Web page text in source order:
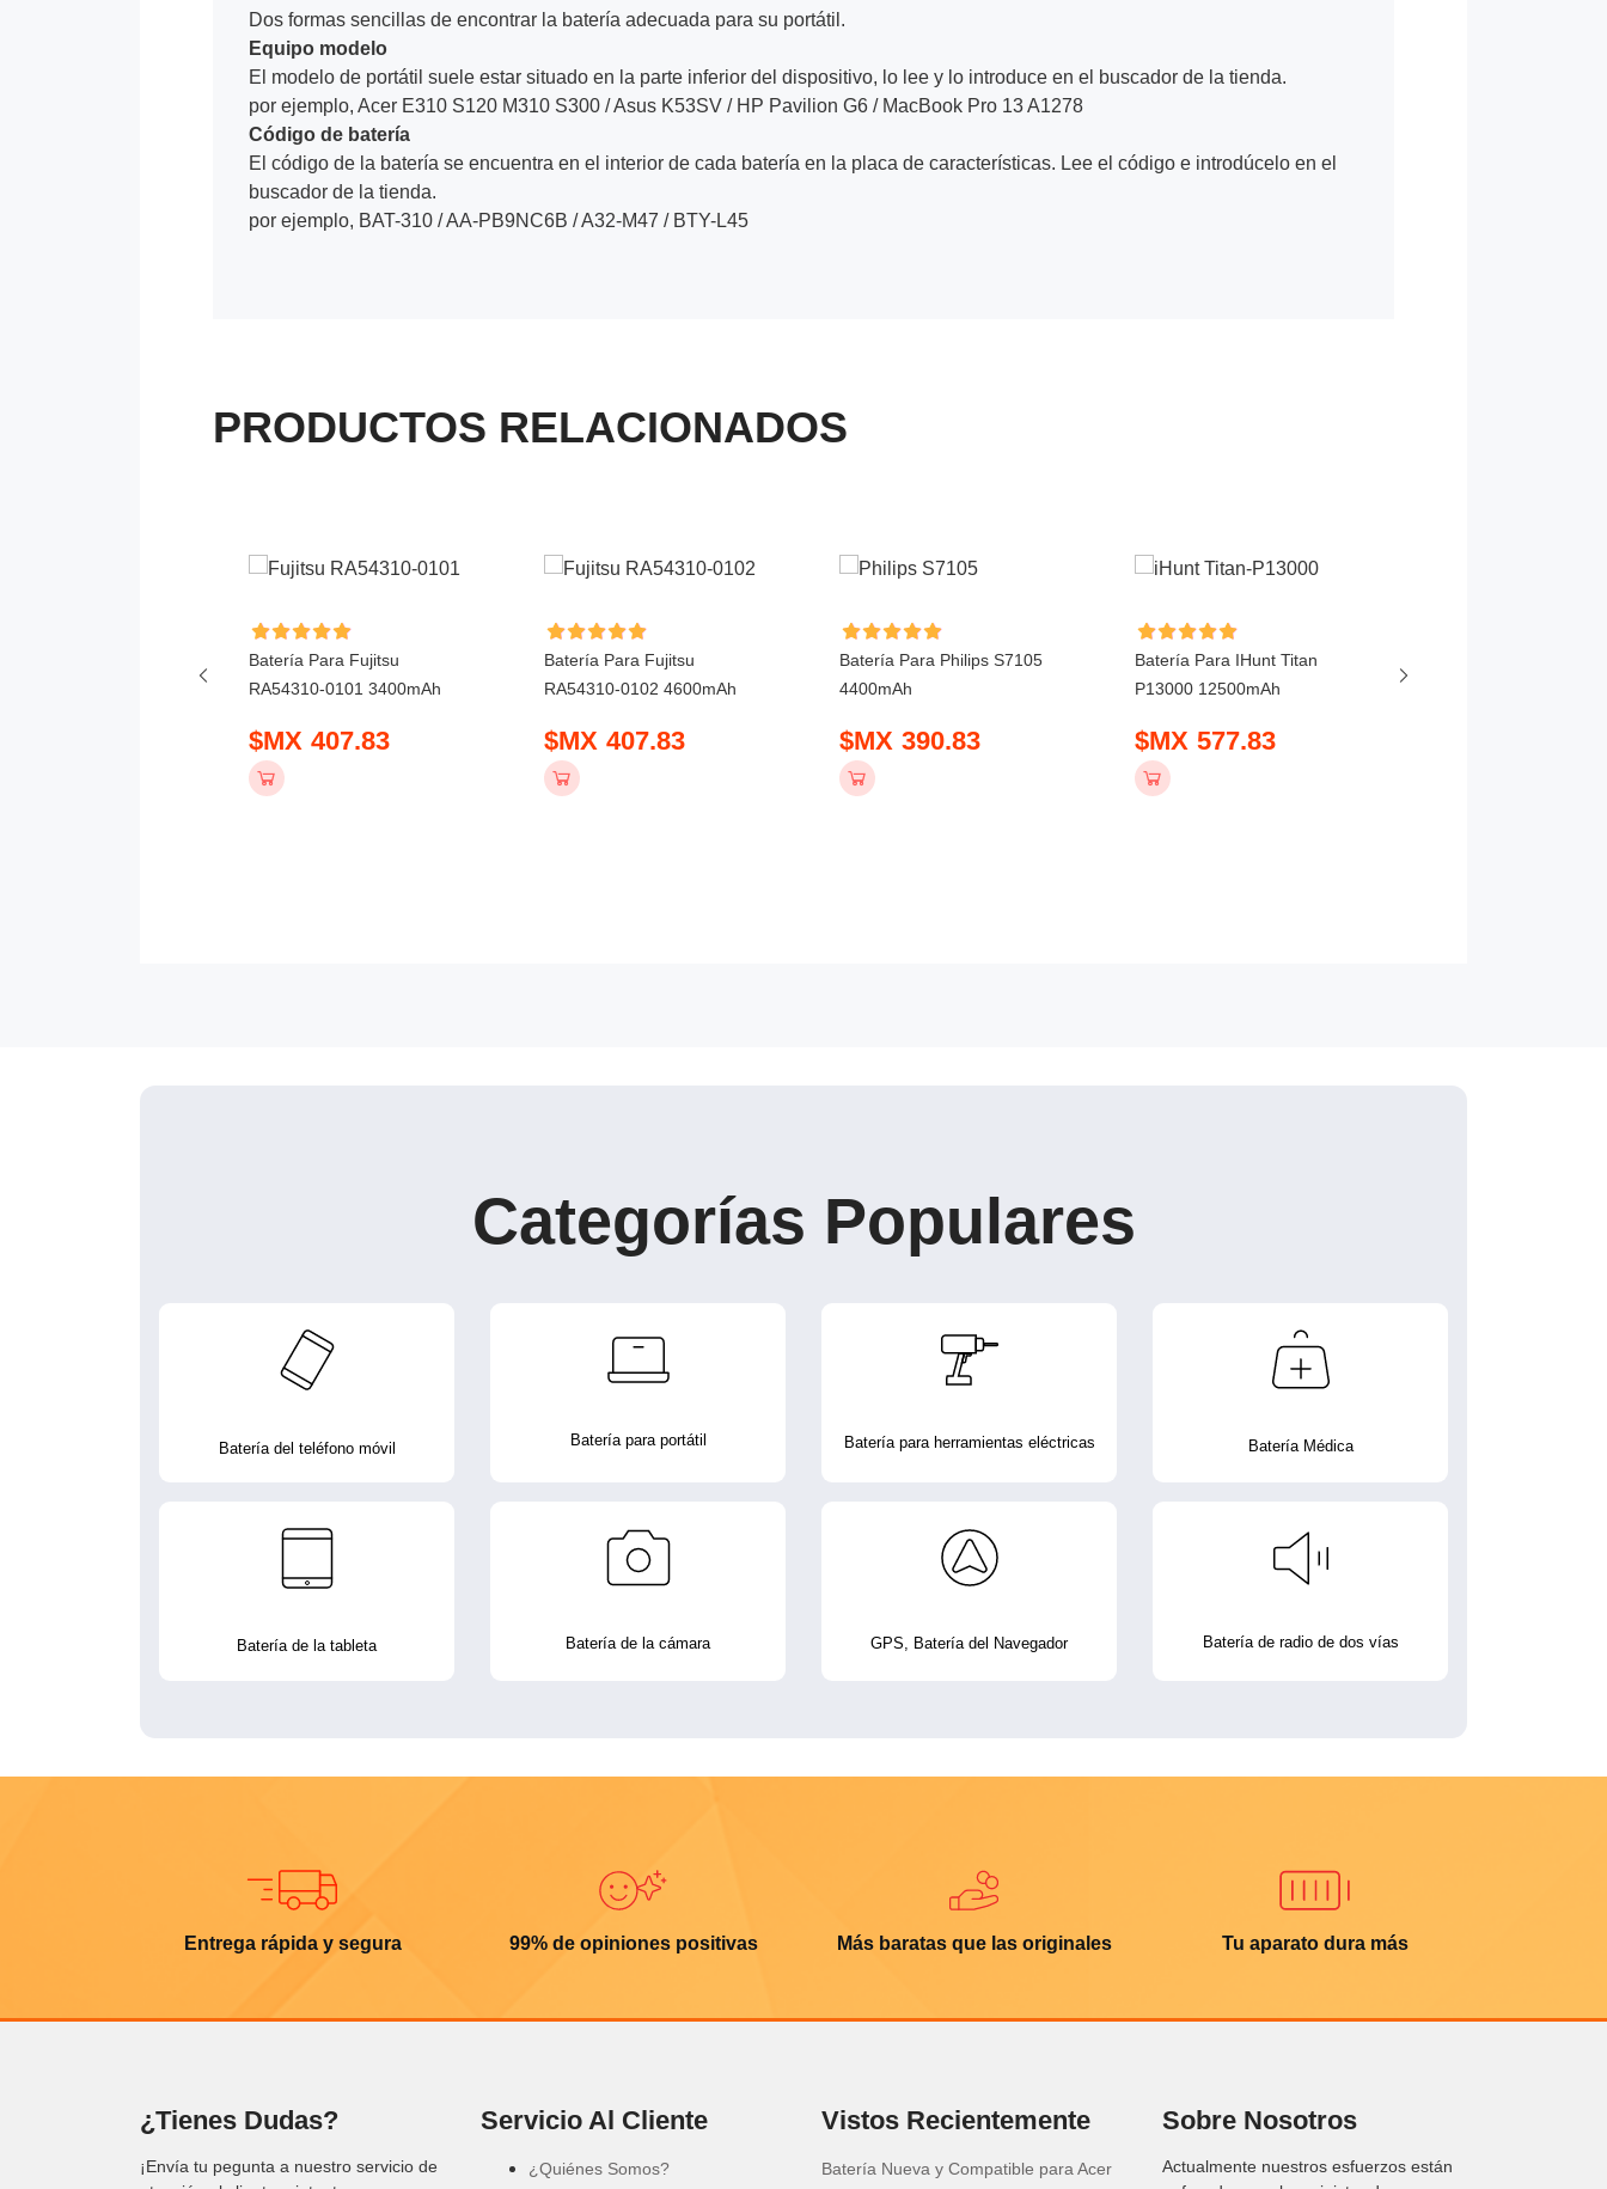
Dos formas sencillas de encontrar la batería adecuada para su portátil.
Equipo modelo
El modelo de portátil suele estar situado en la parte inferior del dispositivo, lo lee y lo introduce en el buscador de la tienda.
por ejemplo, Acer E310 S120 M310 S300 / Asus K53SV / HP Pavilion G6 / MacBook Pro 13 A1278
Código de batería
El código de la batería se encuentra en el interior de cada batería en la placa de características. Lee el código e introdúcelo en el
buscador de la tienda.
por ejemplo, BAT-310 / AA-PB9NC6B / A32-M47 / BTY-L45
PRODUCTOS RELACIONADOS
Batería Para Fujitsu
RA54310-0101 3400mAh
$MX 407.83
Batería Para Fujitsu
RA54310-0102 4600mAh
$MX 407.83
Batería Para Philips S7105
4400mAh
$MX 390.83
Batería Para IHunt Titan
P13000 12500mAh
$MX 577.83
Categorías Populares
Batería del teléfono móvil Batería para portátil Batería para herramientas eléctricas Batería Médica
Batería de la tableta Batería de la cámara GPS, Batería del Navegador Batería de radio de dos vías
Entrega rápida y segura 99% de opiniones positivas Más baratas que las originales Tu aparato dura más
¿Tienes Dudas?
¡Envía tu pegunta a nuestro servicio de
Servicio Al Cliente
¿Quiénes Somos?
Vistos Recientemente
Batería Nueva y Compatible para Acer
Sobre Nosotros
Actualmente nuestros esfuerzos están